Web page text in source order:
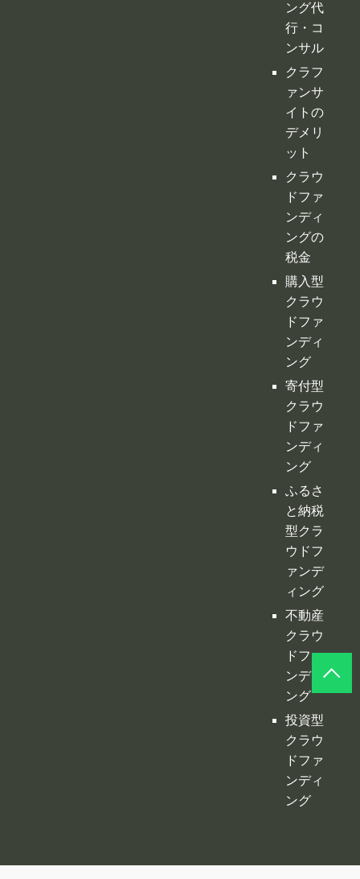
ング代
行・コ
ンサル
クラフ
ァンサ
イトの
デメリ
ット
クラウ
ドファ
ンディ
ングの
税金
購入型
クラウ
ドファ
ンディ
ング
寄付型
クラウ
ドファ
ンディ
ング
ふるさ
と納税
型クラ
ウドフ
ァンデ
ィング
不動産
クラウ
ドファ
ンディ
ング
投資型
クラウ
ドファ
ンディ
ング